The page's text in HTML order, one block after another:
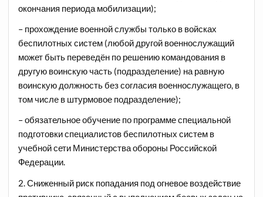
окончания периода мобилизации);
– прохождение военной службы только в войсках
беспилотных систем (любой другой военнослужащий
может быть переведён по решению командования в
другую воинскую часть (подразделение) на равную
воинскую должность без согласия военнослужащего, в
том числе в штурмовое подразделение);
– обязательное обучение по программе специальной
подготовки специалистов беспилотных систем в
учебной сети Министерства обороны Российской
Федерации.
2. Сниженный риск попадания под огневое воздействие